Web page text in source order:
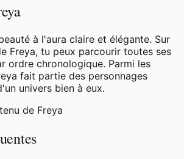
à l'aura claire et élégante. Sur
Freya, tu peux parcourir toutes ses
ordre chronologique. Parmi les
fait partie des personnages
univers bien à eux.
de Freya